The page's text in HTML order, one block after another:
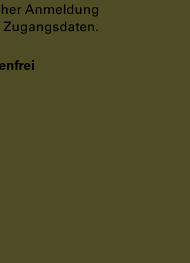
Anmeldung